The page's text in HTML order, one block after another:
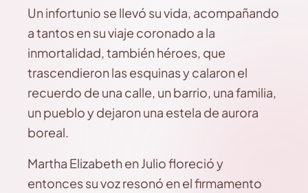
Un infortunio se llevó su vida, acompañando
a tantos en su viaje coronado a la
inmortalidad, también héroes, que
trascendieron las esquinas y calaron el
recuerdo de una calle, un barrio, una familia,
un pueblo y dejaron una estela de aurora
boreal.
Martha Elizabeth en Julio floreció y
entonces su voz resonó en el firmamento